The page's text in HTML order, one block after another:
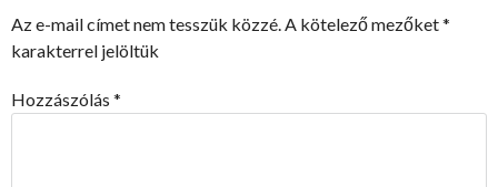
Az e-mail címet nem tesszük közzé.A kötelező mezőket*
karakterrel jelöltük
Hozzászólás *